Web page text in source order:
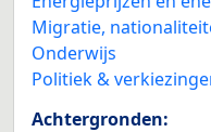
Migratie,
Onderwijs
Politiek &
Achtergronden: